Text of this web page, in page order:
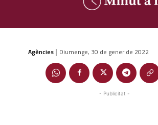
Agències | Diumenge, 30 de gener de 2022
- Publicitat -